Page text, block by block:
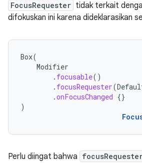
FocusRequester tidak terkait
difokuskan ini karena dideklarasikan
Box(
Modifier
. focusable()
. focusRequester(
.onFocusChanged {}
)
Perlu diingat bahwa